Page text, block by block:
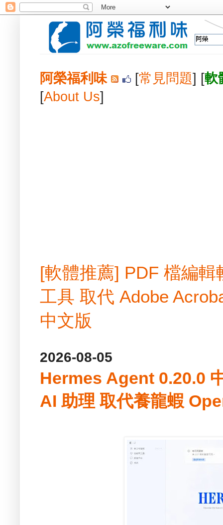
阿榮福利味 [常見問題] [軟
[About Us]
[軟體推薦] PDF 檔編
工具 取代 Adobe
中文版
2026-08-05
Hermes Agent 0.20.0
AI 助理 取代養龍蝦